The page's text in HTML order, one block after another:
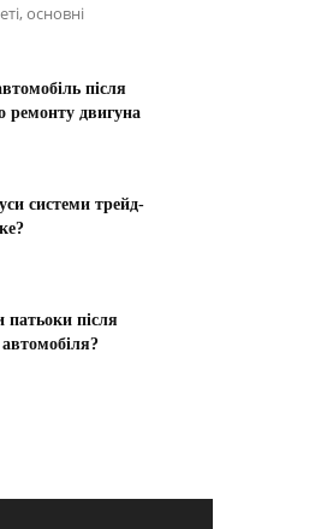
основні
після
ремонту двигуна
системи трейд-
після